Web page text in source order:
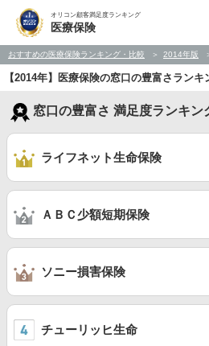
オリコン顧客満足度ランキング
医療保険
おすすめの医療保険ランキング・比較 2014年版
【2014年】医療保険の窓口の豊富さランキ
窓口の豊富さ 満足度ランキン
ライフネット生命保険
ＡＢＣ少額短期保険
ソニー損害保険
チューリッヒ生命